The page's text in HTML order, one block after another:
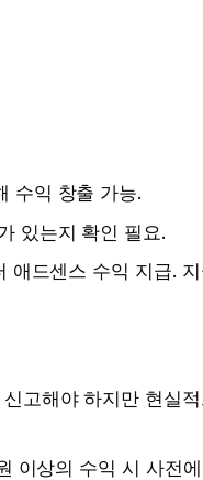
수익 창출 가능.
있는지 확인 필요.
애드센스 수익 지급.
고해야 하지만 현실
이상의 수익 시 사전